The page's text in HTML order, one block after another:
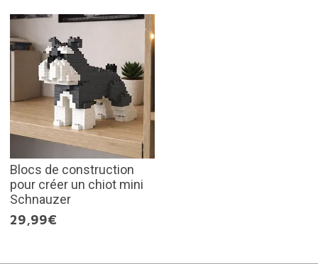
Blocs de construction
pour créer un chiot mini
Schnauzer
29,99€